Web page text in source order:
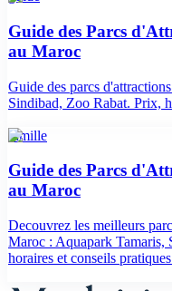
Guide des Parcs
au Maroc
Guide des parcs
Sindibad, Zoo Rabat. Prix,
famille
Guide des Parcs
au Maroc
Decouvrez les meilleurs
Maroc : Aquapark Tamaris,
horaires et conseils